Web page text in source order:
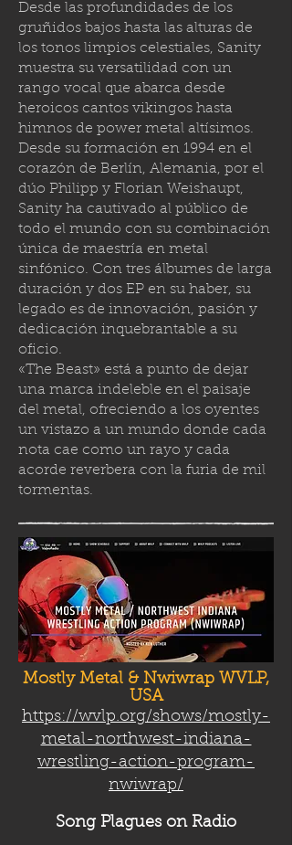
Desde las profundidades de los
gruñidos bajos hasta las alturas de
los tonos limpios celestiales, Sanity
muestra su versatilidad con un
rango vocal que abarca desde
heroicos cantos vikingos hasta
himnos de power metal altísimos.
Desde su formación en 1994 en el
corazón de Berlín, Alemania, por el
dúo Philipp y Florian Weishaupt,
Sanity ha cautivado al público de
todo el mundo con su combinación
única de maestría en metal
sinfónico. Con tres álbumes de larga
duración y dos EP en su haber, su
legado es de innovación, pasión y
dedicación inquebrantable a su
oficio.
«The Beast» está a punto de dejar
una marca indeleble en el paisaje
del metal, ofreciendo a los oyentes
un vistazo a un mundo donde cada
nota cae como un rayo y cada
acorde reverbera con la furia de mil
tormentas.
Mostly Metal & Nwiwrap WVLP,
USA
https://wvlp.org/shows/mostly-
metal-northwest-indiana-
wrestling-action-program-
nwiwrap/
Song Plagues on Radio